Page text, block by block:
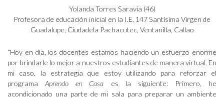
Yolanda Torres Saravia (46)
Profesora de educación inicial en la I.E. 147 Santísima Virgen de
Guadalupe, Ciudadela Pachacutec, Ventanilla, Callao
“Hoy en día, los docentes estamos haciendo un esfuerzo enorme
por brindarle lo mejor a nuestros estudiantes de manera virtual. En
mi caso, la estrategia que estoy utilizando para reforzar el
programaAprendo en Casa es la siguiente: Primero, he
acondicionado una parte de mi sala para preparar un ambiente